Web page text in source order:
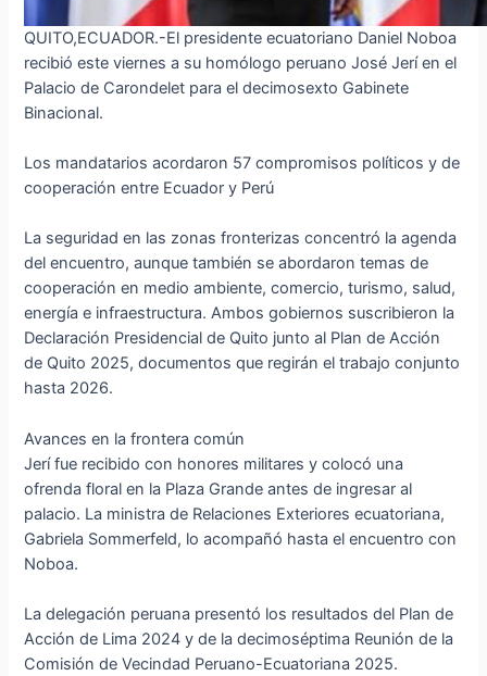
QUITO,ECUADOR.-El presidente ecuatoriano Daniel Noboa
recibió este viernes a su homólogo peruano José Jerí en el
Palacio de Carondelet para el decimosexto Gabinete
Binacional.
Los mandatarios acordaron 57 compromisos políticos y de
cooperación entre Ecuador y Perú
La seguridad en las zonas fronterizas concentró la agenda
del encuentro, aunque también se abordaron temas de
cooperación en medio ambiente, comercio, turismo, salud,
energía e infraestructura. Ambos gobiernos suscribieron la
Declaración Presidencial de Quito junto al Plan de Acción
de Quito 2025, documentos que regirán el trabajo conjunto
hasta 2026.
Avances en la frontera común
Jerí fue recibido con honores militares y colocó una
ofrenda floral en la Plaza Grande antes de ingresar al
palacio. La ministra de Relaciones Exteriores ecuatoriana,
Gabriela Sommerfeld, lo acompañó hasta el encuentro con
Noboa.
La delegación peruana presentó los resultados del Plan de
Acción de Lima 2024 y de la decimoséptima Reunión de la
Comisión de Vecindad Peruano-Ecuatoriana 2025.